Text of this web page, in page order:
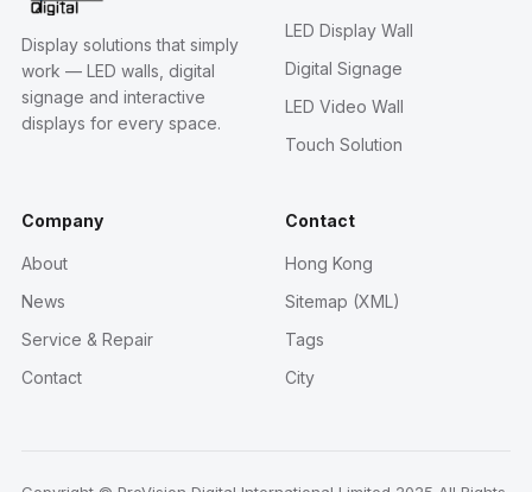
Display solutions that simply
work — LED walls, digital
signage and interactive
displays for every space.
LED Display Wall
Digital Signage
LED Video Wall
Touch Solution
Company
About
News
Service & Repair
Contact
Contact
Hong Kong
Sitemap (XML)
Tags
City